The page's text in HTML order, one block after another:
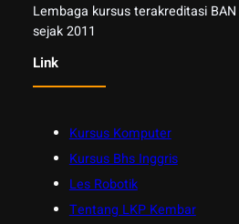
Lembaga kursus terakreditasi
sejak 2011
Link
Kursus Komputer
Kursus Bhs Inggris
Les Robotik
Tentang LKP Kembar